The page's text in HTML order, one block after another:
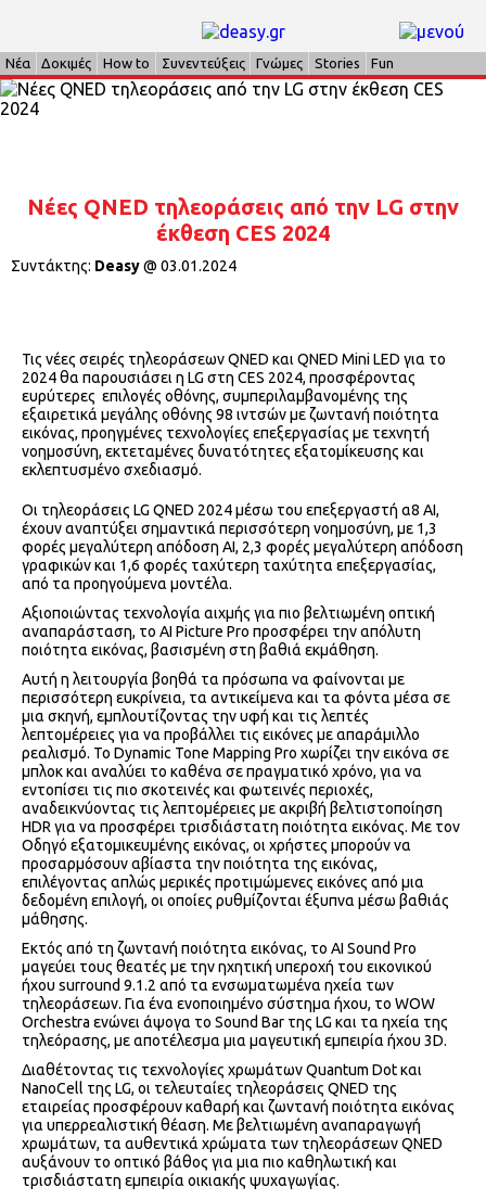
Νέα Δοκιμές How to Συνεντεύξεις Γνώμες Stories Fun
Νέες QNED τηλεοράσεις από την LG στην
έκθεση CES 2024
Συντάκτης: Deasy@ 03.01.2024
Τις νέες σειρές τηλεοράσεων QNED και QNED Mini LED για το
2024 θα παρουσιάσει η LG στη CES 2024, προσφέροντας
ευρύτερες επιλογές οθόνης, συμπεριλαμβανομένης της
εξαιρετικά μεγάλης οθόνης 98 ιντσών με ζωντανή ποιότητα
εικόνας, προηγμένες τεχνολογίες επεξεργασίας με τεχνητή
νοημοσύνη, εκτεταμένες δυνατότητες εξατομίκευσης και
εκλεπτυσμένο σχεδιασμό.
Οι τηλεοράσεις LG QNED 2024 μέσω του επεξεργαστή α8 ΑΙ,
έχουν αναπτύξει σημαντικά περισσότερη νοημοσύνη, με 1,3
φορές μεγαλύτερη απόδοση AI, 2,3 φορές μεγαλύτερη απόδοση
γραφικών και 1,6 φορές ταχύτερη ταχύτητα επεξεργασίας,
από τα προηγούμενα μοντέλα.
Αξιοποιώντας τεχνολογία αιχμής για πιο βελτιωμένη οπτική
αναπαράσταση, το AI Picture Pro προσφέρει την απόλυτη
ποιότητα εικόνας, βασισμένη στη βαθιά εκμάθηση.
Αυτή η λειτουργία βοηθά τα πρόσωπα να φαίνονται με
περισσότερη ευκρίνεια, τα αντικείμενα και τα φόντα μέσα σε
μια σκηνή, εμπλουτίζοντας την υφή και τις λεπτές
λεπτομέρειες για να προβάλλει τις εικόνες με απαράμιλλο
ρεαλισμό. Το Dynamic Tone Mapping Pro χωρίζει την εικόνα σε
μπλοκ και αναλύει το καθένα σε πραγματικό χρόνο, για να
εντοπίσει τις πιο σκοτεινές και φωτεινές περιοχές,
αναδεικνύοντας τις λεπτομέρειες με ακριβή βελτιστοποίηση
HDR για να προσφέρει τρισδιάστατη ποιότητα εικόνας. Με τον
Οδηγό εξατομικευμένης εικόνας, οι χρήστες μπορούν να
προσαρμόσουν αβίαστα την ποιότητα της εικόνας,
επιλέγοντας απλώς μερικές προτιμώμενες εικόνες από μια
δεδομένη επιλογή, οι οποίες ρυθμίζονται έξυπνα μέσω βαθιάς
μάθησης.
Εκτός από τη ζωντανή ποιότητα εικόνας, το AI Sound Pro
μαγεύει τους θεατές με την ηχητική υπεροχή του εικονικού
ήχου surround 9.1.2 από τα ενσωματωμένα ηχεία των
τηλεοράσεων. Για ένα ενοποιημένο σύστημα ήχου, το WOW
Orchestra ενώνει άψογα το Sound Bar της LG και τα ηχεία της
τηλεόρασης, με αποτέλεσμα μια μαγευτική εμπειρία ήχου 3D.
Διαθέτοντας τις τεχνολογίες χρωμάτων Quantum Dot και
NanoCell της LG, οι τελευταίες τηλεοράσεις QNED της
εταιρείας προσφέρουν καθαρή και ζωντανή ποιότητα εικόνας
για υπερρεαλιστική θέαση. Με βελτιωμένη αναπαραγωγή
χρωμάτων, τα αυθεντικά χρώματα των τηλεοράσεων QNED
αυξάνουν το οπτικό βάθος για μια πιο καθηλωτική και
τρισδιάστατη εμπειρία οικιακής ψυχαγωγίας.